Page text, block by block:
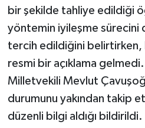
bir şekilde tahliye edildiği
yöntemin iyileşme sürecini
tercih edildiğini belirtirken,
resmi bir açıklama
Milletvekili Mevlut
durumunu yakından takip
düzenli bilgi aldığı bildirildi.